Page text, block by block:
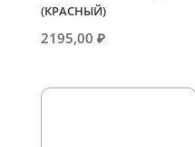
(КРАСНЫЙ)
2195,00 ₽